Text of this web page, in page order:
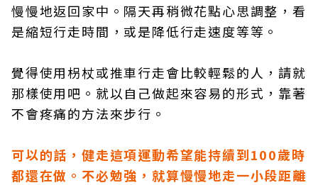
慢慢地返回家中。隔天再稍微花點心思調整，看
是縮短行走時間，或是降低行走速度等等。
覺得使用枴杖或推車行走會比較輕鬆的人，請就
那樣使用吧。就以自己做起來容易的形式，靠著
不會疼痛的方法來步行。
可以的話，健走這項運動希望能持續到100歲時
都還在做。不必勉強，就算慢慢地走一小段距離